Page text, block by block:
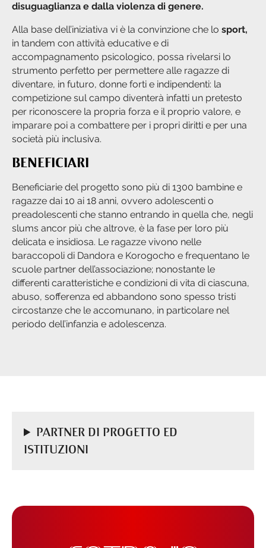
disuguaglianza e dalla violenza di genere.
Alla base dell’iniziativa vi è la convinzione che lo sport,
in tandem con attività educative e di
accompagnamento psicologico, possa rivelarsi lo
strumento perfetto per permettere alle ragazze di
diventare, in futuro, donne forti e indipendenti: la
competizione sul campo diventerà infatti un pretesto
per riconoscere la propria forza e il proprio valore, e
imparare poi a combattere per i propri diritti e per una
società più inclusiva.
BENEFICIARI
Beneficiarie del progetto sono più di 1300 bambine e
ragazze dai 10 ai 18 anni, ovvero adolescenti o
preadolescenti che stanno entrando in quella che, negli
slums ancor più che altrove, è la fase per loro più
delicata e insidiosa. Le ragazze vivono nelle
baraccopoli di Dandora e Korogocho e frequentano le
scuole partner dell’associazione; nonostante le
differenti caratteristiche e condizioni di vita di ciascuna,
abuso, sofferenza ed abbandono sono spesso tristi
circostanze che le accomunano, in particolare nel
periodo dell’infanzia e adolescenza.
PARTNER DI PROGETTO ED
ISTITUZIONI